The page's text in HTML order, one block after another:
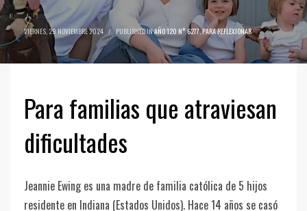
VIERNES, 29 NOVIEMBRE 2024 / PUBLISHED INAÑO 120 N° 6277,PARA REFLEXIONAR
Para familias que atraviesan
dificultades
Jeannie Ewing es una madre de familia católica de 5 hijos
residente en Indiana (Estados Unidos). Hace 14 años se casó